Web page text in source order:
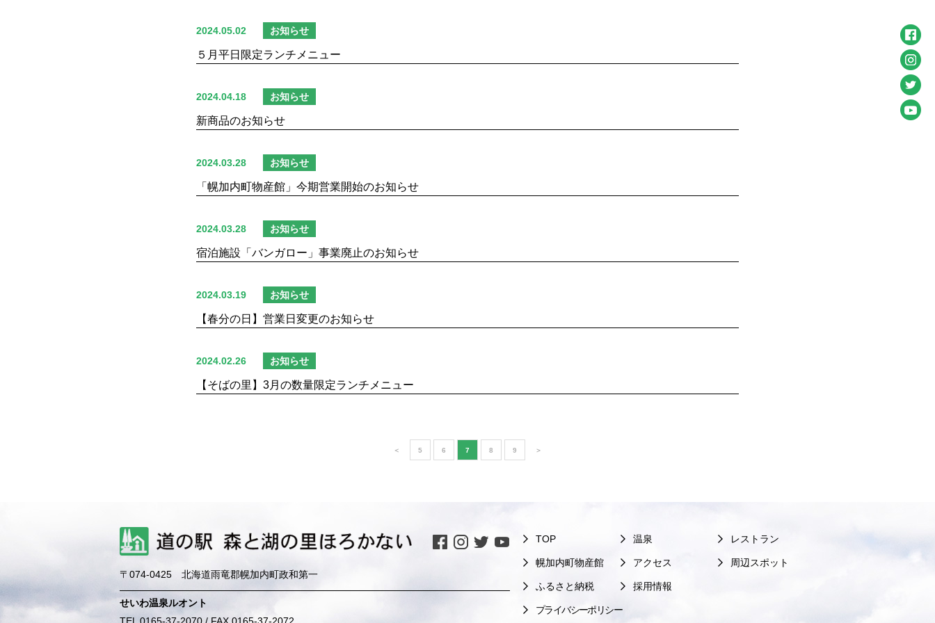
2024.05.02 お知らせ
５月平日限定ランチメニュー
2024.04.18 お知らせ
新商品のお知らせ
2024.03.28 お知らせ
「幌加内町物産館」今期営業開始のお知らせ
2024.03.28 お知らせ
宿泊施設「バンガロー」事業廃止のお知らせ
2024.03.19 お知らせ
【春分の日】営業日変更のお知らせ
2024.02.26 お知らせ
【そばの里】3月の数量限定ランチメニュー
＜ 5 6 7 8 9 ＞
〒074-0425 北海道雨竜郡幌加内町政和第一
せいわ温泉ルオント
TOP 温泉 レストラン
幌加内町物産館 アクセス 周辺スポット
ふるさと納税 採用情報
プライバシーポリシー